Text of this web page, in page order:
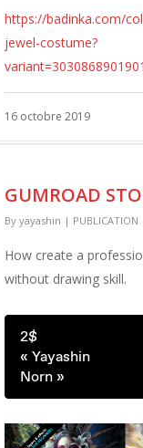
https://badinka.com/
jewel-costume?
16 octobre 2019
GUMROAD
By yayashin | PUBLICATION
How create a
without drawing skill.
2$
« Yayashin
Norn »